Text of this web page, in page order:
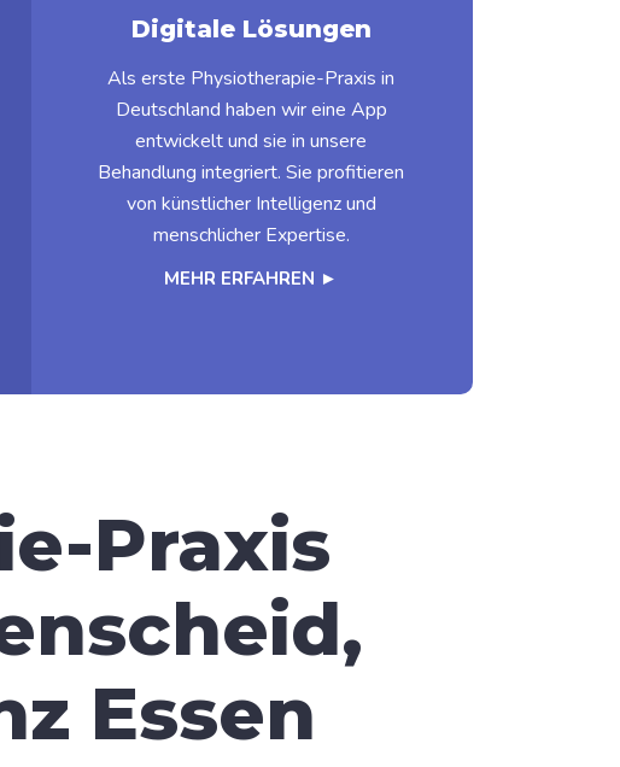
Digitale Lösungen
Als erste Physiotherapie-Praxis in
Deutschland haben wir eine App
entwickelt und sie in unsere
Behandlung integriert. Sie profitieren
von künstlicher Intelligenz und
menschlicher Expertise.
MEHR ERFAHREN ►
Praxis
Essen